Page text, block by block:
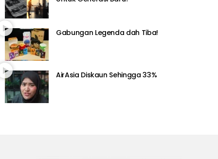
Gabungan Legenda dah Tiba!
AirAsia Diskaun Sehingga 33%